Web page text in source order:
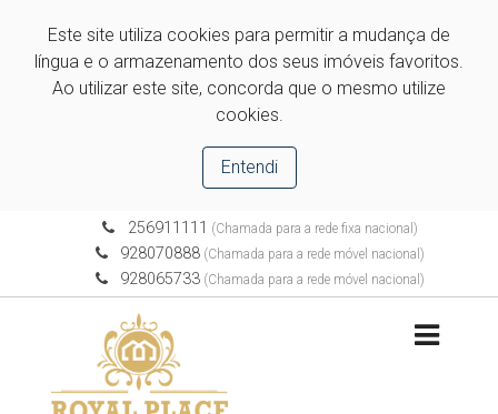
Este site utiliza cookies para permitir a mudança de
língua e o armazenamento dos seus imóveis favoritos.
Ao utilizar este site, concorda que o mesmo utilize
cookies.
Entendi
256911111 (Chamada para a rede fixa nacional)
928070888 (Chamada para a rede móvel nacional)
928065733 (Chamada para a rede móvel nacional)